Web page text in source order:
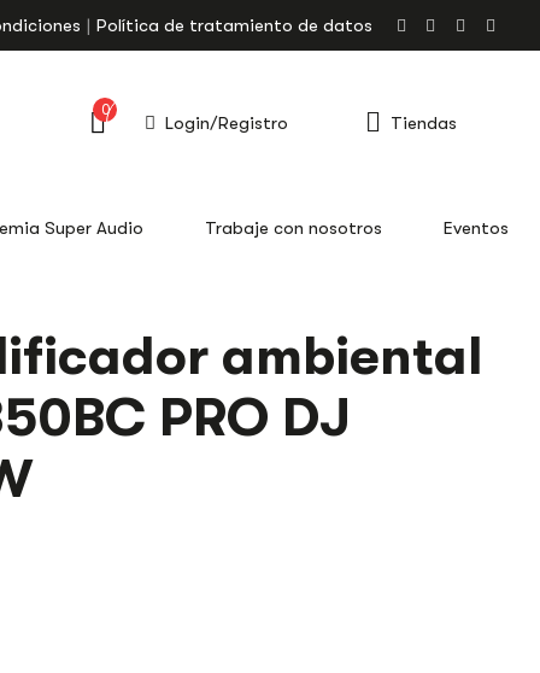
Política de tratamiento de datos
0
Login/Registro Tiendas
Super Audio Trabaje con nosotros Eventos
ambiental
PRO DJ